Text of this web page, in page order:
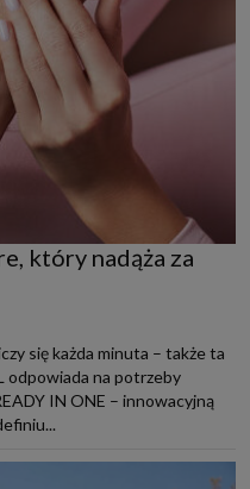
który nadąża za
się każda minuta – także ta
odpowiada na potrzeby
IN ONE – innowacyjną